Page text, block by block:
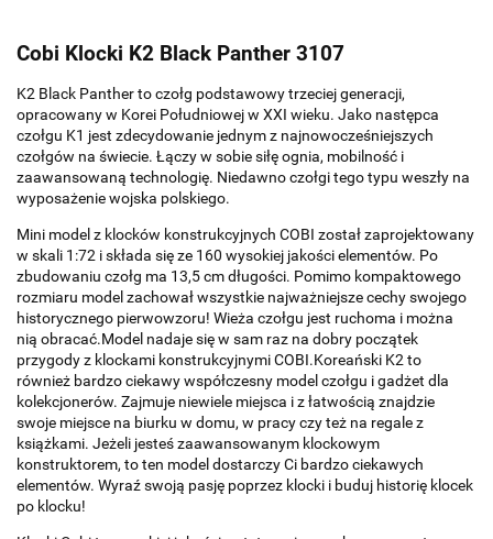
Cobi Klocki K2 Black Panther 3107
K2 Black Panther to czołg podstawowy trzeciej generacji,
opracowany w Korei Południowej w XXI wieku. Jako następca
czołgu K1 jest zdecydowanie jednym z najnowocześniejszych
czołgów na świecie. Łączy w sobie siłę ognia, mobilność i
zaawansowaną technologię. Niedawno czołgi tego typu weszły na
wyposażenie wojska polskiego.
Mini model z klocków konstrukcyjnych COBI został zaprojektowany
w skali 1:72 i składa się ze 160 wysokiej jakości elementów. Po
zbudowaniu czołg ma 13,5 cm długości. Pomimo kompaktowego
rozmiaru model zachował wszystkie najważniejsze cechy swojego
historycznego pierwowzoru! Wieża czołgu jest ruchoma i można
nią obracać.Model nadaje się w sam raz na dobry początek
przygody z klockami konstrukcyjnymi COBI.Koreański K2 to
również bardzo ciekawy współczesny model czołgu i gadżet dla
kolekcjonerów. Zajmuje niewiele miejsca i z łatwością znajdzie
swoje miejsce na biurku w domu, w pracy czy też na regale z
książkami. Jeżeli jesteś zaawansowanym klockowym
konstruktorem, to ten model dostarczy Ci bardzo ciekawych
elementów. Wyraź swoją pasję poprzez klocki i buduj historię klocek
po klocku!